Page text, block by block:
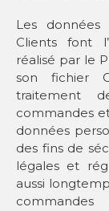
Les données
Clients font
réalisé par le
son fichier
traitement
commandes
données
des fins de
légales et
aussi